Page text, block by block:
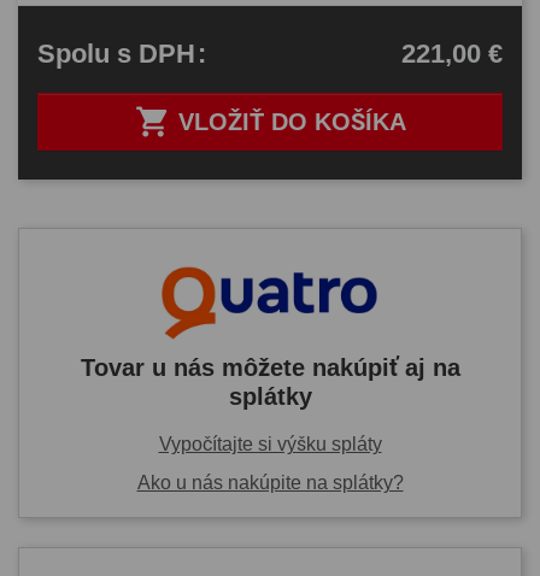
 VLOŽIŤ DO KOŠÍKA
Spolu s DPH: 221,00 €
Tovar u nás môžete nakúpiť aj na
splátky
Vypočítajte si výšku spláty
Ako u nás nakúpite na splátky?